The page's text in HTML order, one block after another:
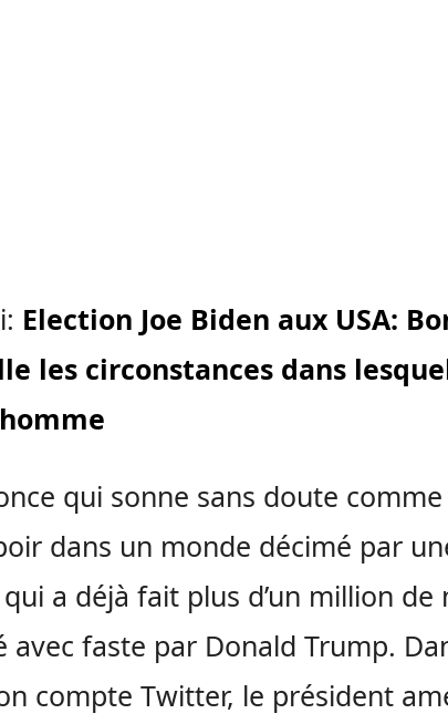
Election Joe Biden aux USA:
les circonstances dans
qui sonne sans doute
dans un monde décimé par
a déjà fait plus d’un million de
avec faste par Donald Trump.
compte Twitter, le président